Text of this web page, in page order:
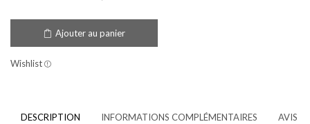
Ajouter au panier
Wishlist
DESCRIPTION INFORMATIONS COMPLÉMENTAIRES AVIS (0)